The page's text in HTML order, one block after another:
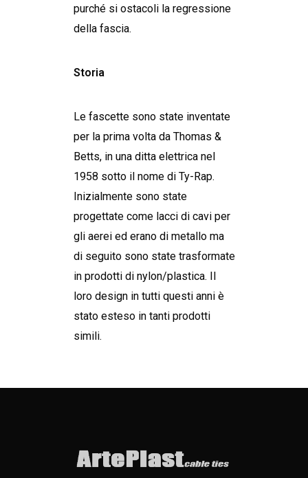
purché si ostacoli la regressione
della fascia.
Storia
Le fascette sono state inventate
per la prima volta da Thomas &
Betts, in una ditta elettrica nel
1958 sotto il nome di Ty-Rap.
Inizialmente sono state
progettate come lacci di cavi per
gli aerei ed erano di metallo ma
di seguito sono state trasformate
in prodotti di nylon/plastica. Il
loro design in tutti questi anni è
stato esteso in tanti prodotti
simili.